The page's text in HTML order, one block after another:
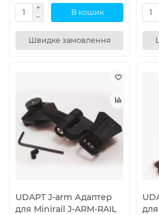
В кошик
Швидке замовлення
UDAPT J-arm Адаптер
для Minirail J-ARM-RAIL
для